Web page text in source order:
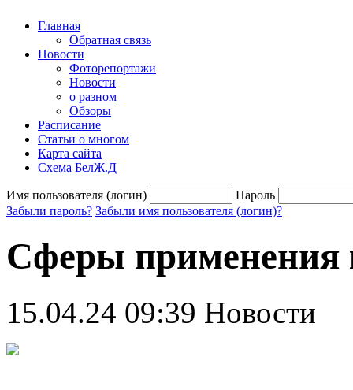
Главная
Обратная связь
Новости
Фоторепортажи
Новости
о разном
Обзоры
Расписание
Статьи о многом
Карта сайта
Схема БелЖ.Д
Имя пользователя (логин)
Пароль
Забыли пароль? Забыли имя пользователя (логин)?
Сферы применения
15.04.24 09:39 Новости